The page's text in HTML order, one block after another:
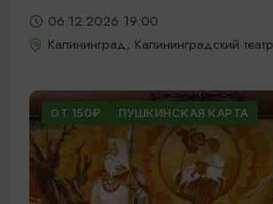
06.12.2026 19:00
Калининград, Калининградский
ОТ 150₽ ПУШКИНСКАЯ КАРТА